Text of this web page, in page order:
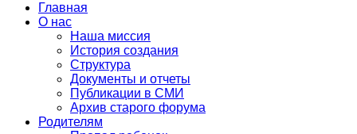
Главная
О нас
Наша миссия
История создания
Структура
Документы и отчеты
Публикации в СМИ
Архив старого форума
Родителям